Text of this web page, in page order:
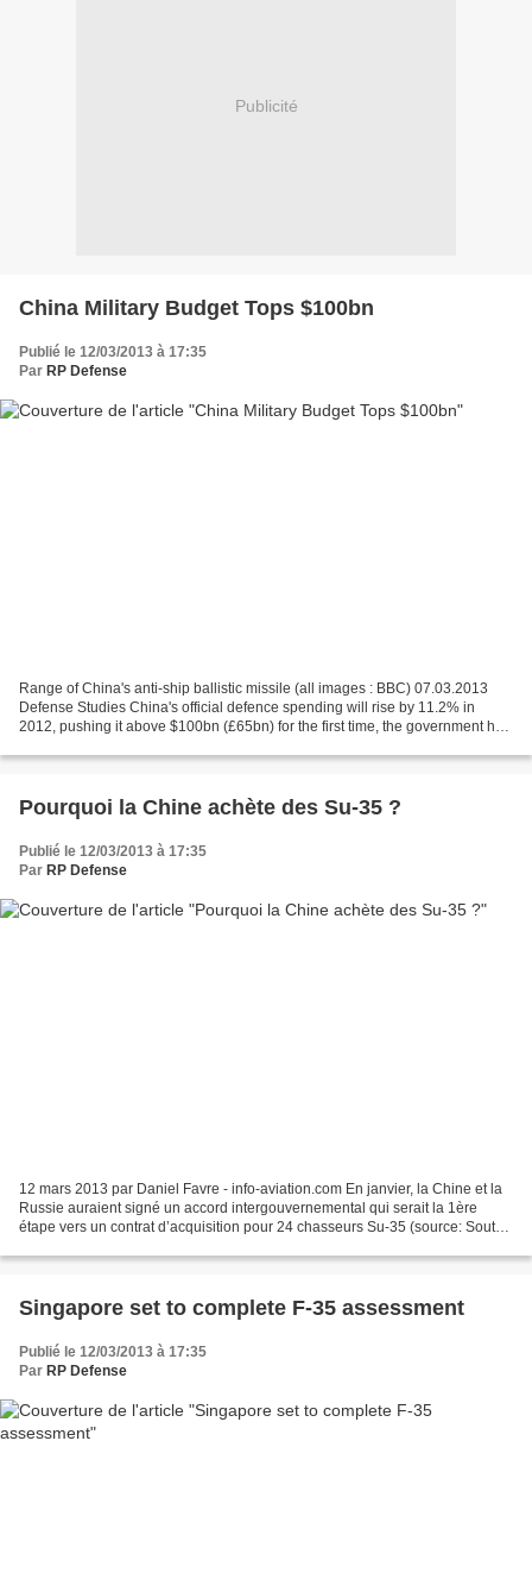
Publicité
China Military Budget Tops $100bn
Publié le 12/03/2013 à 17:35
Par RP Defense
Range of China's anti-ship ballistic missile (all images : BBC) 07.03.2013
Defense Studies China's official defence spending will rise by 11.2% in
2012, pushing it above $100bn (£65bn) for the first time, the government has
Pourquoi la Chine achète des Su-35 ?
Publié le 12/03/2013 à 17:35
Par RP Defense
12 mars 2013 par Daniel Favre - info-aviation.com En janvier, la Chine et la
Russie auraient signé un accord intergouvernemental qui serait la 1ère
étape vers un contrat d’acquisition pour 24 chasseurs Su-35 (source: South
Singapore set to complete F-35 assessment
Publié le 12/03/2013 à 17:35
Par RP Defense